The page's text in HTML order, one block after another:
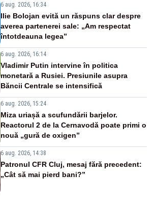
6 aug. 2026, 16:34
Ilie Bolojan evită un răspuns clar despre
averea partenerei sale: „Am respectat
întotdeauna legea”
6 aug. 2026, 16:14
Vladimir Putin intervine în politica
monetară a Rusiei. Presiunile asupra
Băncii Centrale se intensifică
6 aug. 2026, 15:24
Miza uriașă a scufundării barjelor.
Reactorul 2 de la Cernavodă poate primi o
nouă „gură de oxigen”
6 aug. 2026, 14:38
Patronul CFR Cluj, mesaj fără precedent:
„Cât să mai pierd bani?”